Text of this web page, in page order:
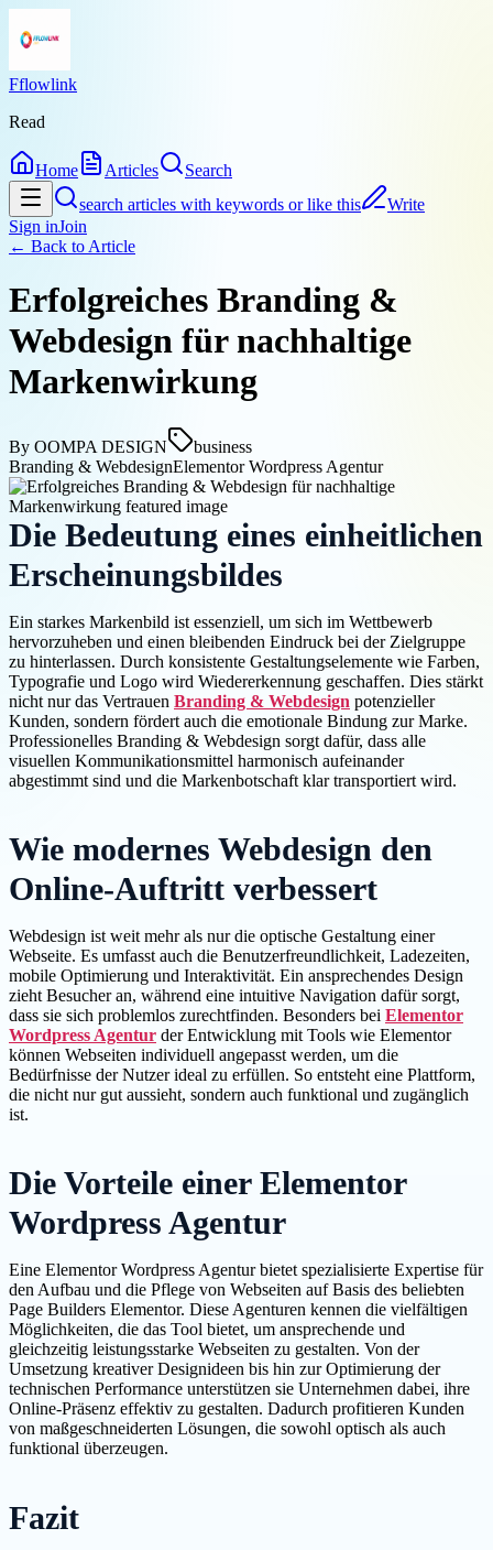
Fflowlink
Read
Home Articles
Search
search articles with keywords or like this
Write
Sign inJoin
← Back to Article
Erfolgreiches Branding &
Webdesign für nachhaltige
Markenwirkung
By OOMPA DESIGN
business
Branding & WebdesignElementor Wordpress Agentur
Die Bedeutung eines einheitlichen
Erscheinungsbildes
Ein starkes Markenbild ist essenziell, um sich im Wettbewerb
hervorzuheben und einen bleibenden Eindruck bei der Zielgruppe
zu hinterlassen. Durch konsistente Gestaltungselemente wie Farben,
Typografie und Logo wird Wiedererkennung geschaffen. Dies stärkt
nicht nur das Vertrauen Branding & Webdesign potenzieller
Kunden, sondern fördert auch die emotionale Bindung zur Marke.
Professionelles Branding & Webdesign sorgt dafür, dass alle
visuellen Kommunikationsmittel harmonisch aufeinander
abgestimmt sind und die Markenbotschaft klar transportiert wird.
Wie modernes Webdesign den
Online-Auftritt verbessert
Webdesign ist weit mehr als nur die optische Gestaltung einer
Webseite. Es umfasst auch die Benutzerfreundlichkeit, Ladezeiten,
mobile Optimierung und Interaktivität. Ein ansprechendes Design
zieht Besucher an, während eine intuitive Navigation dafür sorgt,
dass sie sich problemlos zurechtfinden. Besonders bei Elementor
Wordpress Agentur der Entwicklung mit Tools wie Elementor
können Webseiten individuell angepasst werden, um die
Bedürfnisse der Nutzer ideal zu erfüllen. So entsteht eine Plattform,
die nicht nur gut aussieht, sondern auch funktional und zugänglich
ist.
Die Vorteile einer Elementor
Wordpress Agentur
Eine Elementor Wordpress Agentur bietet spezialisierte Expertise für
den Aufbau und die Pflege von Webseiten auf Basis des beliebten
Page Builders Elementor. Diese Agenturen kennen die vielfältigen
Möglichkeiten, die das Tool bietet, um ansprechende und
gleichzeitig leistungsstarke Webseiten zu gestalten. Von der
Umsetzung kreativer Designideen bis hin zur Optimierung der
technischen Performance unterstützen sie Unternehmen dabei, ihre
Online-Präsenz effektiv zu gestalten. Dadurch profitieren Kunden
von maßgeschneiderten Lösungen, die sowohl optisch als auch
funktional überzeugen.
Fazit